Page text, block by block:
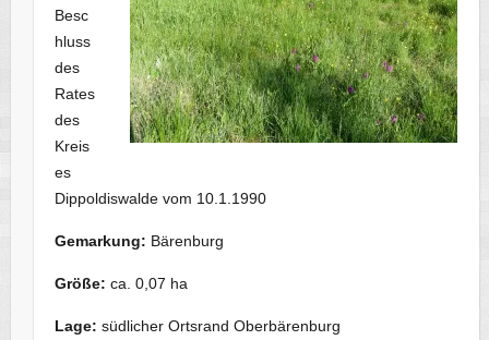
Besc
hluss
des
Rates
des
Kreis
es
Dippoldiswalde vom 10.1.1990
Gemarkung: Bärenburg
Größe: ca. 0,07 ha
Lage: südlicher Ortsrand Oberbärenburg